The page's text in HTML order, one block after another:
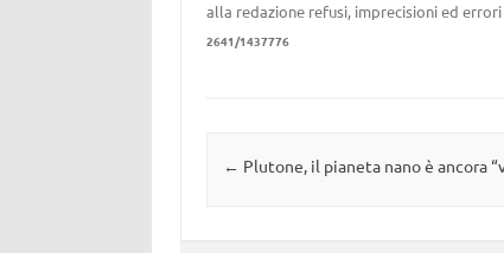
alla redazione refusi, imprecisioni ed
2641/1437776
Navigazione articolo
← Plutone, il pianeta nano è ancora